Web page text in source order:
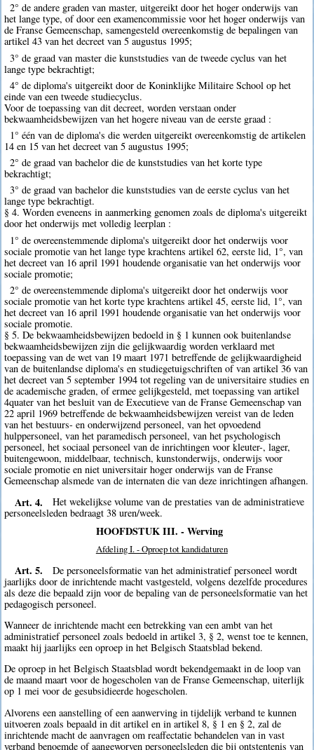
2° de andere graden van master, uitgereikt door het hoger onderwijs van
het lange type, of door een examencommissie voor het hoger onderwijs van
de Franse Gemeenschap, samengesteld overeenkomstig de bepalingen van
artikel 43 van het decreet van 5 augustus 1995;
3° de graad van master die kunststudies van de tweede cyclus van het
lange type bekrachtigt;
4° de diploma's uitgereikt door de Koninklijke Militaire School op het
einde van een tweede studiecyclus.
Voor de toepassing van dit decreet, worden verstaan onder
bekwaamheidsbewijzen van het hogere niveau van de eerste graad :
1° één van de diploma's die werden uitgereikt overeenkomstig de artikelen
14 en 15 van het decreet van 5 augustus 1995;
2° de graad van bachelor die de kunststudies van het korte type
bekrachtigt;
3° de graad van bachelor die kunststudies van de eerste cyclus van het
lange type bekrachtigt.
§ 4. Worden eveneens in aanmerking genomen zoals de diploma's uitgereikt
door het onderwijs met volledig leerplan :
1° de overeenstemmende diploma's uitgereikt door het onderwijs voor
sociale promotie van het lange type krachtens artikel 62, eerste lid, 1°, van
het decreet van 16 april 1991 houdende organisatie van het onderwijs voor
sociale promotie;
2° de overeenstemmende diploma's uitgereikt door het onderwijs voor
sociale promotie van het korte type krachtens artikel 45, eerste lid, 1°, van
het decreet van 16 april 1991 houdende organisatie van het onderwijs voor
sociale promotie.
§ 5. De bekwaamheidsbewijzen bedoeld in § 1 kunnen ook buitenlandse
bekwaamheidsbewijzen zijn die gelijkwaardig worden verklaard met
toepassing van de wet van 19 maart 1971 betreffende de gelijkwaardigheid
van de buitenlandse diploma's en studiegetuigschriften of van artikel 36 van
het decreet van 5 september 1994 tot regeling van de universitaire studies en
de academische graden, of ermee gelijkgesteld, met toepassing van artikel
4quater van het besluit van de Executieve van de Franse Gemeenschap van
22 april 1969 betreffende de bekwaamheidsbewijzen vereist van de leden
van het bestuurs- en onderwijzend personeel, van het opvoedend
hulppersoneel, van het paramedisch personeel, van het psychologisch
personeel, het sociaal personeel van de inrichtingen voor kleuter-, lager,
buitengewoon, middelbaar, technisch, kunstonderwijs, onderwijs voor
sociale promotie en niet universitair hoger onderwijs van de Franse
Gemeenschap alsmede van de internaten die van deze inrichtingen afhangen.
Art. 4.
Het wekelijkse volume van de prestaties van de administratieve
personeelsleden bedraagt 38 uren/week.
HOOFDSTUK III. - Werving
Afdeling I. - Oproep tot kandidaturen
Art. 5.
De personeelsformatie van het administratief personeel wordt
jaarlijks door de inrichtende macht vastgesteld, volgens dezelfde procedures
als deze die bepaald zijn voor de bepaling van de personeelsformatie van het
pedagogisch personeel.
Wanneer de inrichtende macht een betrekking van een ambt van het
administratief personeel zoals bedoeld in artikel 3, § 2, wenst toe te kennen,
maakt hij jaarlijks een oproep in het Belgisch Staatsblad bekend.
De oproep in het Belgisch Staatsblad wordt bekendgemaakt in de loop van
de maand maart voor de hogescholen van de Franse Gemeenschap, uiterlijk
op 1 mei voor de gesubsidieerde hogescholen.
Alvorens een aanstelling of een aanwerving in tijdelijk verband te kunnen
uitvoeren zoals bepaald in dit artikel en in artikel 8, § 1 en § 2, zal de
inrichtende macht de aanvragen om reaffectatie behandelen van in vast
verband benoemde of aangeworven personeelsleden die bij ontstentenis van